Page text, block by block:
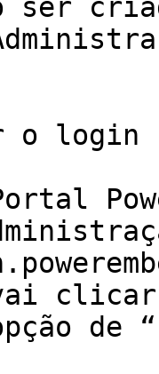
ser
o
clicar
de